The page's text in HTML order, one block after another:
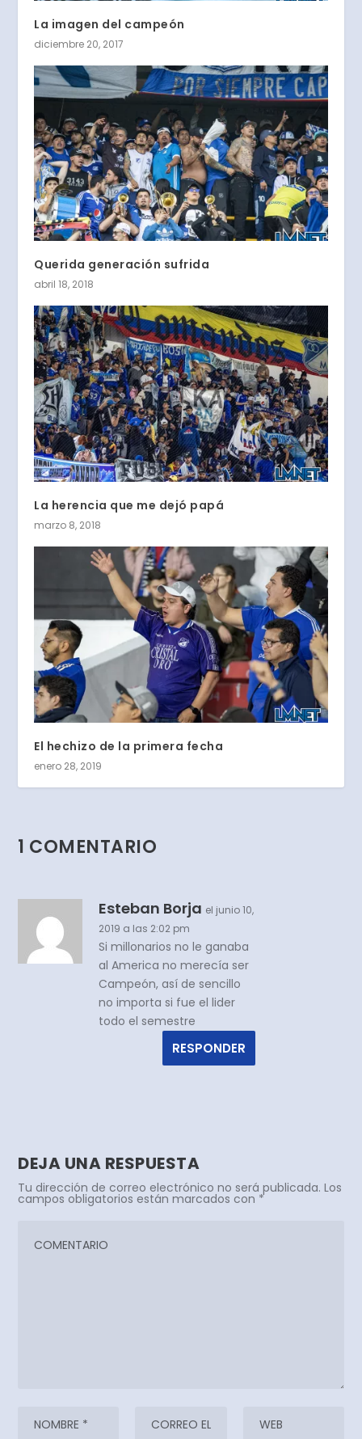
La imagen del campeón
diciembre 20, 2017
Querida generación sufrida
abril 18, 2018
La herencia que me dejó papá
marzo 8, 2018
El hechizo de la primera fecha
enero 28, 2019
1 COMENTARIO
Esteban Borja el junio 10,
2019 a las 2:02 pm
Si millonarios no le ganaba
al America no merecía ser
Campeón, así de sencillo
no importa si fue el lider
todo el semestre
RESPONDER
DEJA UNA RESPUESTA
Tu dirección de correo electrónico no será publicada. Los
campos obligatorios están marcados con *